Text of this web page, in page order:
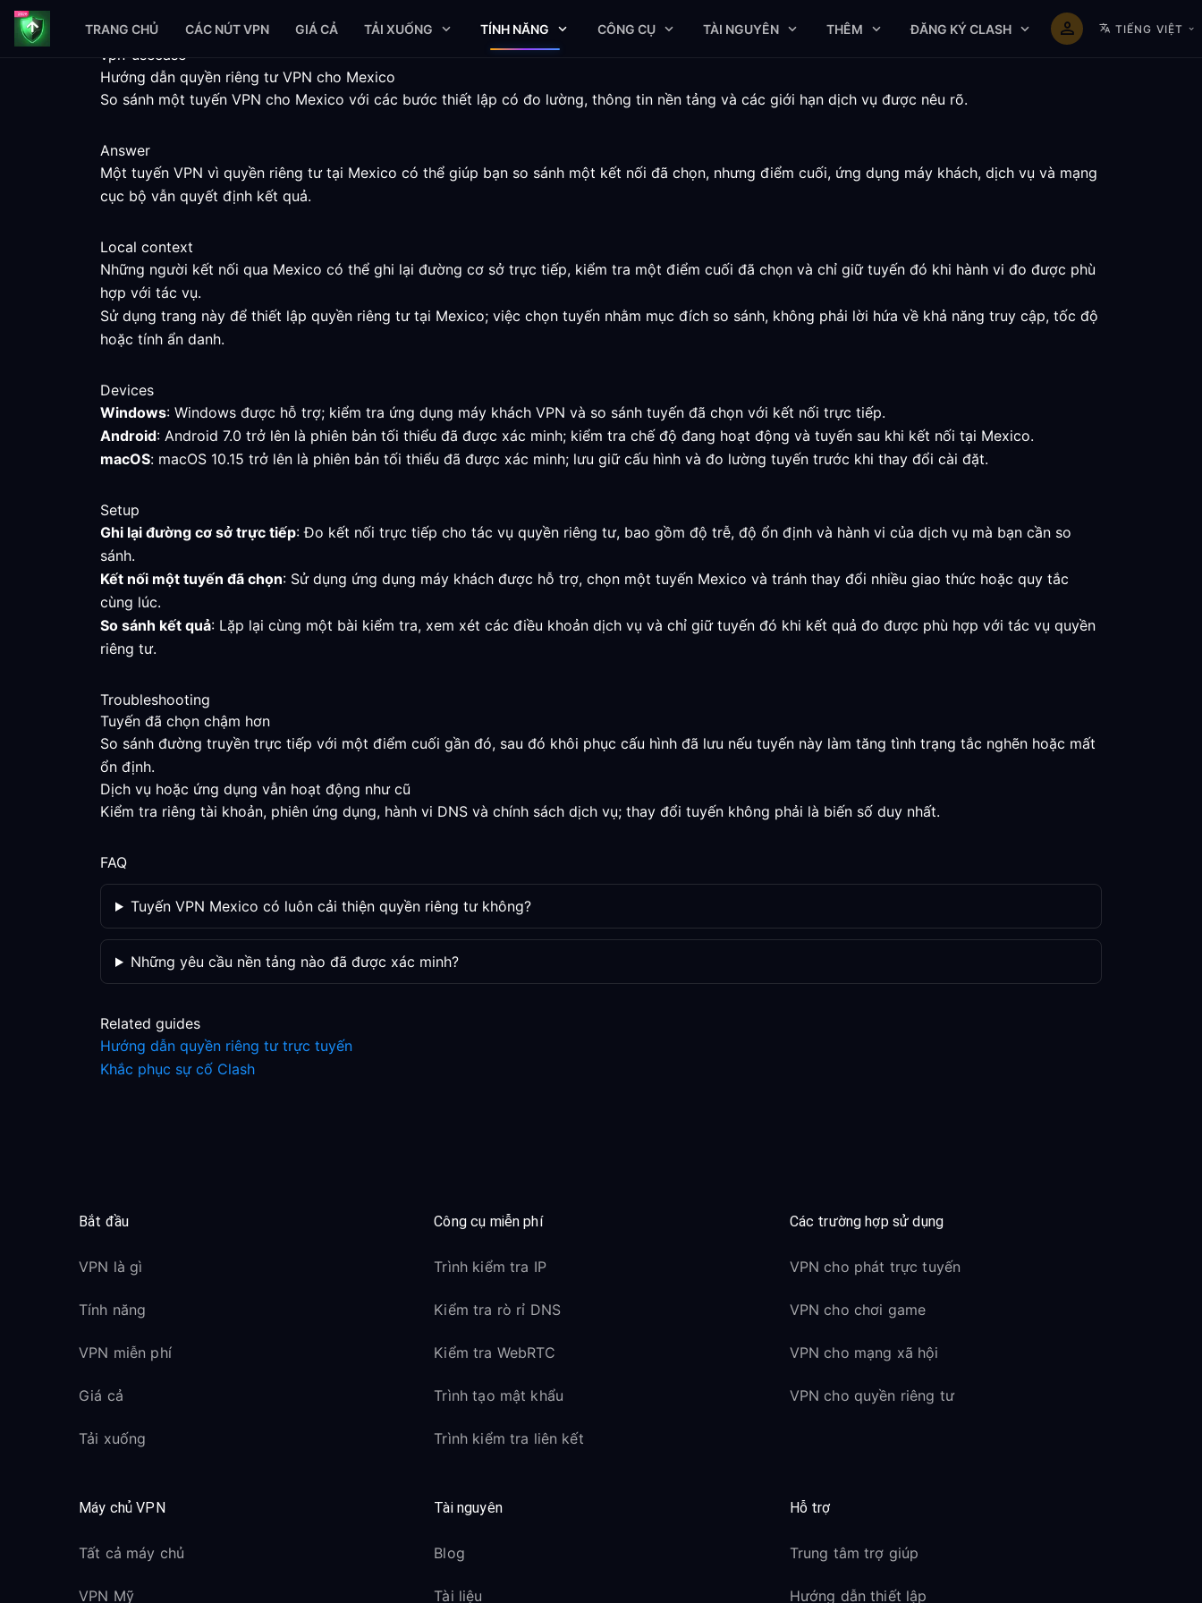
TRANG CHỦ CÁC NÚT VPN GIÁ CẢ TẢI XUỐNG TÍNH NĂNG CÔNG CỤ TÀI NGUYÊN THÊM ĐĂNG KÝ CLASH TIẾNG VIỆT
vpn-usecase
Hướng dẫn quyền riêng tư VPN cho Mexico
So sánh một tuyến VPN cho Mexico với các bước thiết lập có đo lường, thông tin nền tảng và các giới hạn dịch vụ được nêu rõ.
Answer
Một tuyến VPN vì quyền riêng tư tại Mexico có thể giúp bạn so sánh một kết nối đã chọn, nhưng điểm cuối, ứng dụng máy khách, dịch vụ và mạng
cục bộ vẫn quyết định kết quả.
Local context
Những người kết nối qua Mexico có thể ghi lại đường cơ sở trực tiếp, kiểm tra một điểm cuối đã chọn và chỉ giữ tuyến đó khi hành vi đo được phù
hợp với tác vụ.
Sử dụng trang này để thiết lập quyền riêng tư tại Mexico; việc chọn tuyến nhằm mục đích so sánh, không phải lời hứa về khả năng truy cập, tốc độ
hoặc tính ẩn danh.
Devices
Windows: Windows được hỗ trợ; kiểm tra ứng dụng máy khách VPN và so sánh tuyến đã chọn với kết nối trực tiếp.
Android: Android 7.0 trở lên là phiên bản tối thiểu đã được xác minh; kiểm tra chế độ đang hoạt động và tuyến sau khi kết nối tại Mexico.
macOS: macOS 10.15 trở lên là phiên bản tối thiểu đã được xác minh; lưu giữ cấu hình và đo lường tuyến trước khi thay đổi cài đặt.
Setup
Ghi lại đường cơ sở trực tiếp: Đo kết nối trực tiếp cho tác vụ quyền riêng tư, bao gồm độ trễ, độ ổn định và hành vi của dịch vụ mà bạn cần so
sánh.
Kết nối một tuyến đã chọn: Sử dụng ứng dụng máy khách được hỗ trợ, chọn một tuyến Mexico và tránh thay đổi nhiều giao thức hoặc quy tắc
cùng lúc.
So sánh kết quả: Lặp lại cùng một bài kiểm tra, xem xét các điều khoản dịch vụ và chỉ giữ tuyến đó khi kết quả đo được phù hợp với tác vụ quyền
riêng tư.
Troubleshooting
Tuyến đã chọn chậm hơn
So sánh đường truyền trực tiếp với một điểm cuối gần đó, sau đó khôi phục cấu hình đã lưu nếu tuyến này làm tăng tình trạng tắc nghẽn hoặc mất
ổn định.
Dịch vụ hoặc ứng dụng vẫn hoạt động như cũ
Kiểm tra riêng tài khoản, phiên ứng dụng, hành vi DNS và chính sách dịch vụ; thay đổi tuyến không phải là biến số duy nhất.
FAQ
Tuyến VPN Mexico có luôn cải thiện quyền riêng tư không?
Những yêu cầu nền tảng nào đã được xác minh?
Related guides
Hướng dẫn quyền riêng tư trực tuyến
Khắc phục sự cố Clash
Bắt đầu
VPN là gì
Tính năng
VPN miễn phí
Giá cả
Tải xuống
Công cụ miễn phí
Trình kiểm tra IP
Kiểm tra rò rỉ DNS
Kiểm tra WebRTC
Trình tạo mật khẩu
Trình kiểm tra liên kết
Các trường hợp sử dụng
VPN cho phát trực tuyến
VPN cho chơi game
VPN cho mạng xã hội
VPN cho quyền riêng tư
Máy chủ VPN
Tất cả máy chủ
VPN Mỹ
Tài nguyên
Blog
Tài liệu
Hỗ trợ
Trung tâm trợ giúp
Hướng dẫn thiết lập